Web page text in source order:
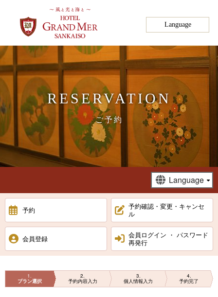
Language
中文简体
中文繁體
香港繁體
ภาษาไทย
トップ
魅力&過ごし方
料理
温泉
客室
館内施設
ベストレート保証
ペットと泊まれる宿
アクセス
RESERVATION
ご予約
予約
予約確認・変更・キャンセ
ル
会員登録
会員ログイン ・ パスワード
再発行
1
プラン選択
2
予約内容入力
3
個人情報入力
4
予約完了